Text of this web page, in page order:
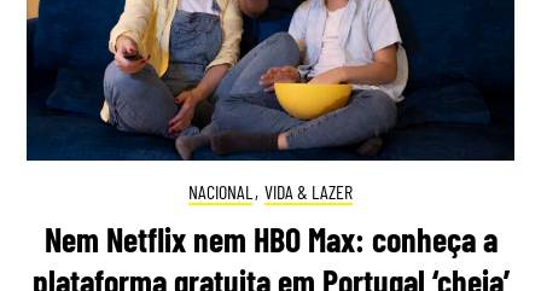
NACIONAL , VIDA & LAZER
Nem Netflix nem HBO Max: conheça a
plataforma gratuita em Portugal ‘cheia’